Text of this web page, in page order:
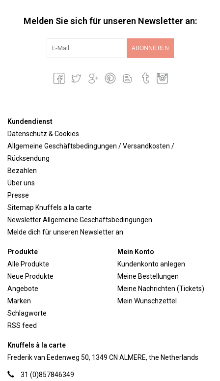
Melden Sie sich für unseren Newsletter an:
ABONNIEREN
Kundendienst
Datenschutz & Cookies
Allgemeine Geschäftsbedingungen / Versandkosten /
Rücksendung
Bezahlen
Über uns
Presse
Sitemap Knuffels a la carte
Newsletter Allgemeine Geschäftsbedingungen
Melde dich für unseren Newsletter an
Produkte
Alle Produkte
Neue Produkte
Angebote
Marken
Schlagworte
RSS feed
Mein Konto
Kundenkonto anlegen
Meine Bestellungen
Meine Nachrichten (Tickets)
Mein Wunschzettel
Knuffels à la carte
Frederik van Eedenweg 50, 1349 CN ALMERE, the Netherlands
31 (0)857846349